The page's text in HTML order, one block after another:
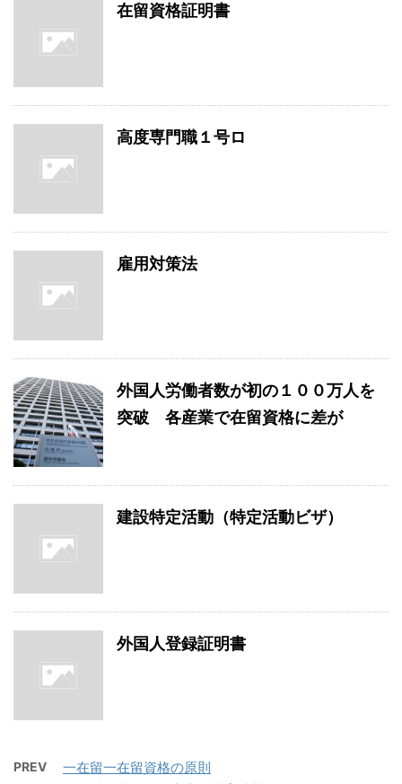
在留資格証明書
高度専門職１号ロ
雇用対策法
外国人労働者数が初の１００万人を
突破 各産業で在留資格に差が
建設特定活動（特定活動ビザ）
外国人登録証明書
PREV 一在留一在留資格の原則